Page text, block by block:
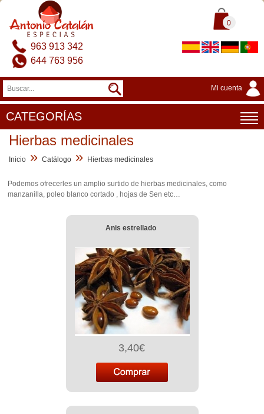
0
963 913 342
644 763 956
Mi cuenta
CATEGORÍAS
Hierbas medicinales
Inicio » Catálogo » Hierbas medicinales
Podemos ofrecerles un amplio surtido de hierbas medicinales, como
manzanilla, poleo blanco cortado , hojas de Sen etc…
Anis estrellado
3,40€